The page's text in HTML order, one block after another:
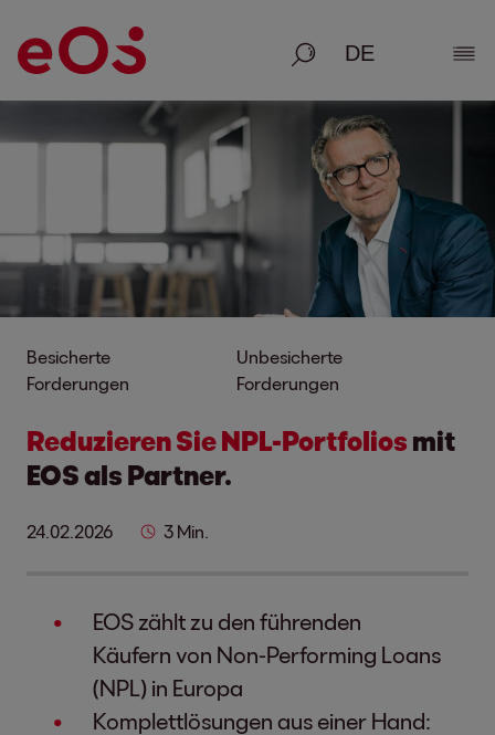
Suche
Besicherte
Forderungen
Unbesicherte
Forderungen
Reduzieren Sie NPL-Portfolios mit
EOS als Partner.
24.02.2026 3 Min.
EOS zählt zu den führenden
Käufern von Non-Performing Loans
(NPL) in Europa
Komplettlösungen aus einer Hand: